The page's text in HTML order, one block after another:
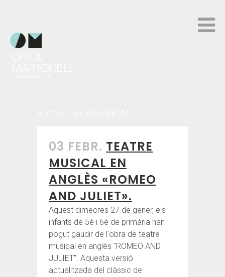
03 FEBR. TEATRE
MUSICAL EN
ANGLÈS «ROMEO
AND JULIET».
Aquest dimecres 27 de gener, els
infants de 5è i 6è de primària han
pogut gaudir de l'obra de teatre
musical en anglès "ROMEO AND
JULIET". Aquesta versió
actualitzada del clàssic de